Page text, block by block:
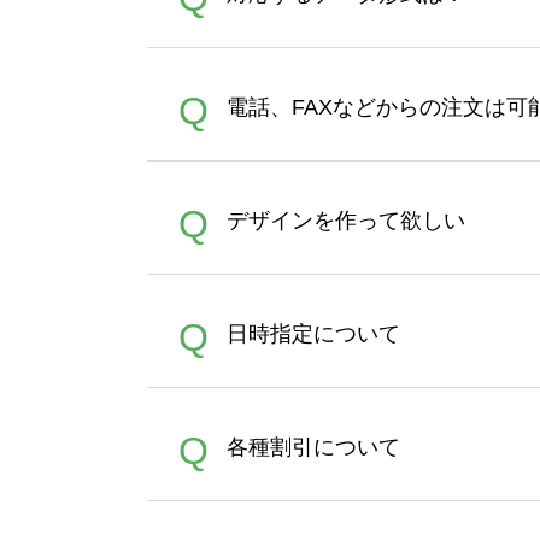
す。 30枚以上やシルク印刷な
さい。製作する数量が多けれ
A
ズは、20MBです。デジカメ
Illustratorからの直接入稿には
Q 電話、FAXなどからの注文は可
A
バッグコンシェルやタンブラ
Q デザインを作って欲しい
A
ン作成のお手伝いをすること
合は、デザインツールをご利
Q 日時指定について
A
者にご連絡いただき調整をお
Q 各種割引について